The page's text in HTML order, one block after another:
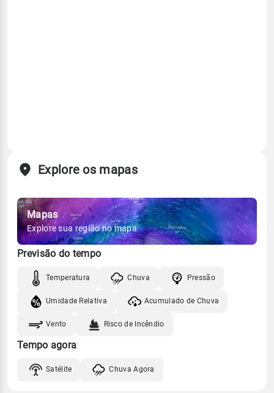
Explore os mapas
Mapas
Explore sua região no mapa
Previsão do tempo
Temperatura Chuva Pressão
Umidade Relativa Acumulado de Chuva
Vento Risco de Incêndio
Tempo agora
Satélite Chuva Agora